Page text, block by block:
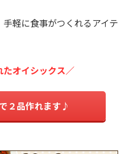
軽に食事がつくれるアイテ
オイシックス／
２品作れます♪